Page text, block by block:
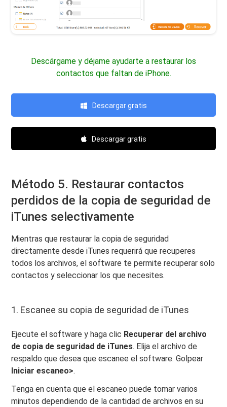
Descárgame y déjame ayudarte a restaurar los
contactos que faltan de iPhone.
Descargar gratis
Descargar gratis
Método 5. Restaurar contactos
perdidos de la copia de seguridad de
iTunes selectivamente
Mientras que restaurar la copia de seguridad
directamente desde iTunes requerirá que recuperes
todos los archivos, el software te permite recuperar solo
contactos y seleccionar los que necesites.
1. Escanee su copia de seguridad de iTunes
Ejecute el software y haga clic Recuperar del archivo
de copia de seguridad de iTunes. Elija el archivo de
respaldo que desea que escanee el software. Golpear
Iniciar escaneo>.
Tenga en cuenta que el escaneo puede tomar varios
minutos dependiendo de la cantidad de archivos en su